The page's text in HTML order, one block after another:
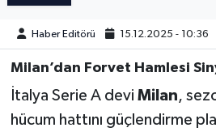
Haber Editörü 15.12.2025 - 10:36
Milan’dan Forvet Hamlesi
İtalya Serie A devi Milan,
hücum hattını güçlendirme
Diğer Futbol Ligleri
Türkiye Basketbol Ligi